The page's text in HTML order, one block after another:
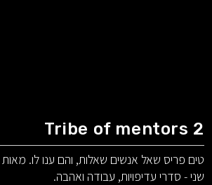
Tribe of mentors 2
טים פריס שאל אנשים שאלות, והם ענו לו. מאות
שני - סדרי עדיפויות, עבודה ואהבה.